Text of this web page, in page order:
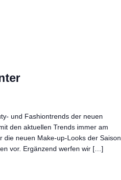
und Fashiontrends der neuen
den aktuellen Trends immer am
die neuen Make-up-Looks der Saison
vor. Ergänzend werfen wir […]